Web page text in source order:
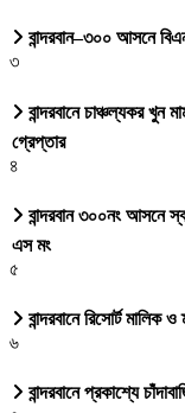
বান্দরবান–৩০০ আসনে
৩
বান্দরবানে চাঞ্চল্যকর খুন
গ্রেপ্তার
৪
বান্দরবান ৩০০নং আসনে
এস মং
৫
বান্দরবানে রিসোর্ট মালিক
৬
বান্দরবানে প্রকাশ্যে